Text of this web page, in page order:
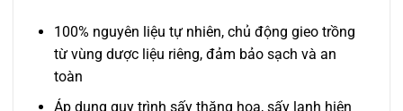
100% nguyên liệu tự nhiên, chủ động gieo trồng
từ vùng dược liệu riêng, đảm bảo sạch và an
toàn
Áp dụng quy trình sấy thăng hoa, sấy lạnh hiện